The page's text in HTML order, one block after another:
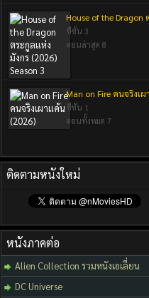
House of the Dragon
ซีซัน 3
ตอนล่าสุด 8
Man on Fire คนจริงเ
ซีซัน 1
ตอนทั้งหมด 7
ติดตามหนังใหม่
หนังภาคต่อ
Alien Collection รวมหนังเอเลี่ยน
DC Universe